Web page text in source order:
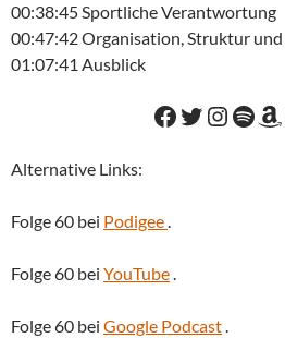
00:38:45 Sportliche Verantwortung
00:47:42 Organisation, Struktur
01:07:41 Ausblick
Facebook
Twitter
Alternative Links:
Folge 60 bei Podigee.
Folge 60 bei YouTube.
Folge 60 bei Google Podcast.